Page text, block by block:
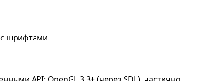
шрифтами.